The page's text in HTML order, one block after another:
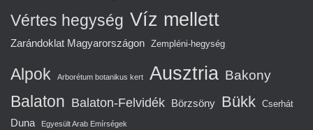
Vértes hegység Víz mellett
Zarándoklat Magyarországon Zempléni-hegység
Alpok Arborétum botanikus kert Ausztria Bakony
Balaton Balaton-Felvidék Börzsöny Bükk Cserhát
Duna Egyesült Arab Emírségek